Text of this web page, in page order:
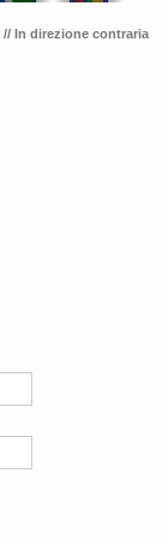
// In direzione contraria